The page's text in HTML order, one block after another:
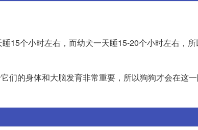
15个小时左右，而幼犬一天睡15-20个小时左右，
们的身体和大脑发育非常重要，所以狗狗才会在这